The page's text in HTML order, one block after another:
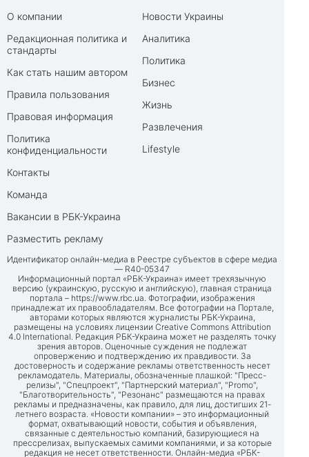
О компании
Редакционная политика и
стандарты
Как стать нашим автором
Правила пользования
Правовая информация
Политика
конфиденциальности
Контакты
Команда
Вакансии в РБК-Украина
Разместить рекламу
Новости Украины
Аналитика
Политика
Бизнес
Жизнь
Развлечения
Lifestyle
Идентификатор онлайн-медиа в Реестре субъектов в сфере медиа
— R40-05347
Информационный портал «РБК-Украина» имеет трехязычную
версию (украинскую, русскую и английскую), главная страница
портала – https://www.rbc.ua. Фотографии, изображения
принадлежат их правообладателям. Все фотографии на Портале,
авторами которых являются журналисты РБК-Украина,
размещены на условиях лицензии Creative Commons Attribution
4.0 International. Редакция РБК-Украина может не разделять точку
зрения авторов. Оценочные суждения не подлежат
опровержению и подтверждению их правдивости. За
достоверность и содержание рекламы ответственность несет
рекламодатель. Материалы, обозначенные плашкой: "Пресс-
релизы", "Спецпроект", "Партнерский материал", "Promo",
"Благотворительность", "Резонанс" размещаются на правах
рекламы и предназначены, как правило, для лиц, достигших 21-
летнего возраста. «Новости компании» – это информационный
формат, охватывающий новости, события и объявления,
связанные с деятельностью компаний, базирующиеся на
прессрелизах, выпускаемых самими компаниями, и за которые
редакция не несет ответственности. Онлайн-медиа «РБК-